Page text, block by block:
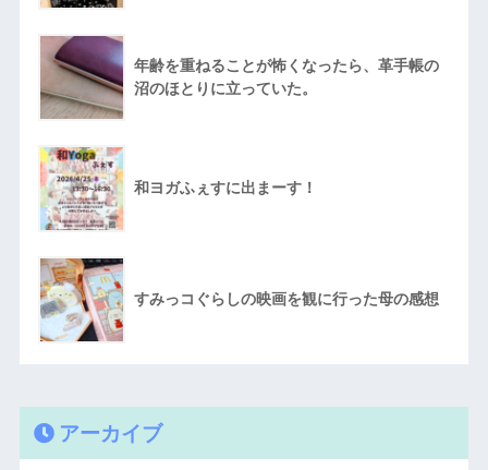
年齢を重ねることが怖くなったら、革手帳の
沼のほとりに立っていた。
和ヨガふぇすに出まーす！
すみっコぐらしの映画を観に行った母の感想
アーカイブ